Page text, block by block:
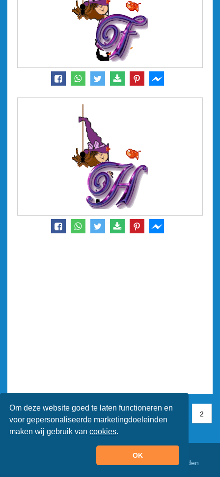
Om deze website goed te laten functioneren en
voor gepersonaliseerde marketingdoeleinden
maken wij gebruik vancookies.
OK
2
© Animaatjes.nl - 2005/2026 - Alle rechten voorbehouden